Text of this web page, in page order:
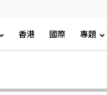
香港 國際 專題